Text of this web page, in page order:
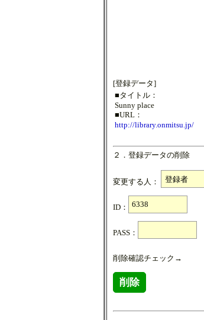
[登録データ]
■タイトル：
Sunny place
■URL：
http://library.onmitsu.jp/
２．登録データの削除
変更する人：
ID：
PASS：
削除確認チェック→
削除